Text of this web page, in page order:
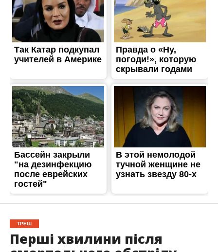
ТРЕШ
Перші хвилини після
смертельного обстрілу
Нікополя: зʼявилося відео з
бодикамер поліцейських
Опубліковано 14.10.2025